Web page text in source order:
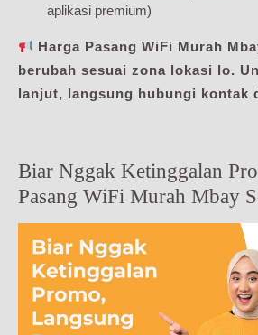
aplikasi premium)
Harga Pasang WiFi Murah
berubah sesuai zona lokasi lo.
lanjut, langsung hubungi kontak
Biar Nggak Ketinggalan
Pasang WiFi Murah Mbay